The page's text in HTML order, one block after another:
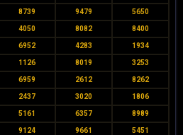
8739 9479 5650
4050 8082 8400
6952 4283 1934
1126 8019 3253
6959 2612 8262
2437 3020 1806
5161 6357 8989
9124 9661 5451